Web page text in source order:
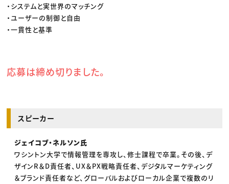
・システムと実世界のマッチング
・ユーザーの制御と自由
・一貫性と基準
応募は締め切りました。
スピーカー
ジェイコブ・ネルソン氏
ワシントン大学で情報管理を専攻し、修士課程で卒業。その後、デ
ザインR＆D責任者、UX＆PX戦略責任者、デジタルマーケティング
＆ブランド責任者など、グローバルおよびローカル企業で複数のリ